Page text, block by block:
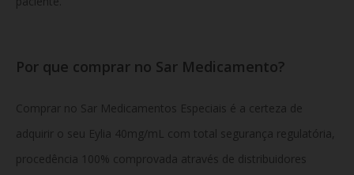
Por que comprar no Sar Medicamento?
Comprar no Sar Medicamentos Especiais é a certeza de
adquirir o seu Eylia 40mg/mL com total segurança regulatória,
procedência 100% comprovada através de distribuidores